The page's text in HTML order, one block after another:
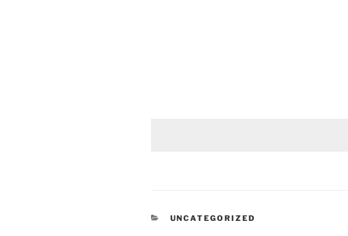
CATEGORIES
UNCATEGORIZED